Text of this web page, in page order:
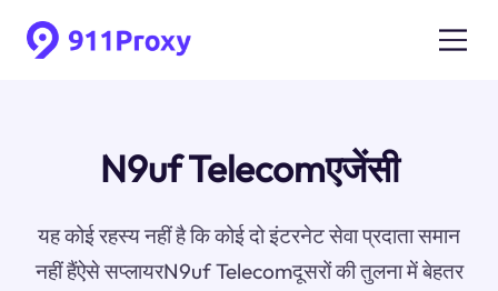
N9uf Telecomएजेंसी
यह कोई रहस्य नहीं है कि कोई दो इंटरनेट सेवा प्रदाता समान
नहीं हैंऐसे सप्लायरN9uf Telecomदूसरों की तुलना में बेहतर